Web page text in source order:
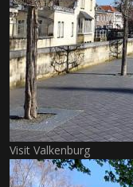
Visit Valkenburg